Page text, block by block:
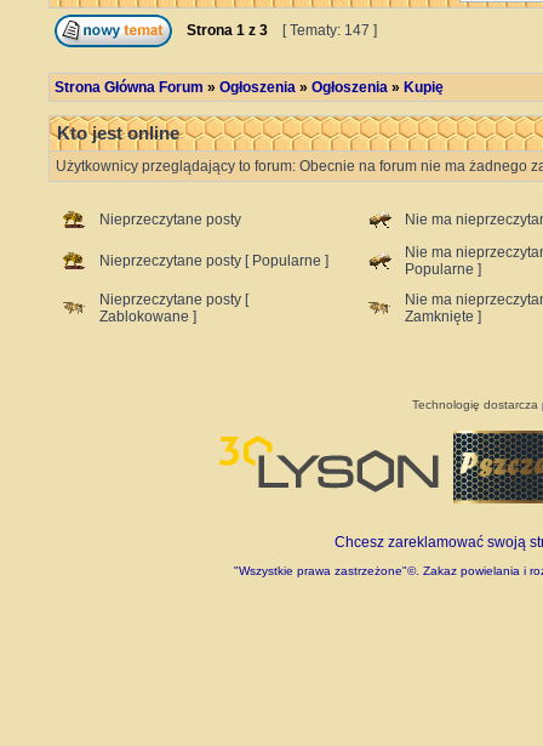
Strona 1 z 3 [ Tematy: 147 ]
Strona Główna Forum » Ogłoszenia » Ogłoszenia » Kupię
Kto jest online
Użytkownicy przeglądający to forum: Obecnie na forum nie ma żadnego
Nieprzeczytane posty Nie ma
Nieprzeczytane posty [ Popularne ]
Nie ma
Popularne ]
Nieprzeczytane posty [
Zablokowane ]
Nie ma
Zamknięte ]
Technologię dostarcza
Chcesz zareklamować swoją
"Wszystkie prawa zastrzeżone"©. Zakaz powielania i